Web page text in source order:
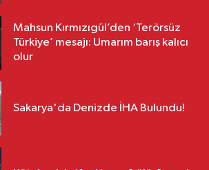
Mahsun Kırmızıgül’den ‘Terörsüz
Türkiye’ mesajı: Umarım barış kalıcı
olur
Sakarya'da Denizde İHA Bulundu!